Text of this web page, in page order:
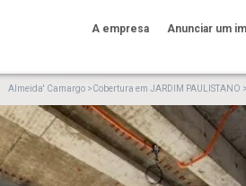
A empresa Anunciar um
Almeida' Camargo >Cobertura em JARDIM PAULISTANO >